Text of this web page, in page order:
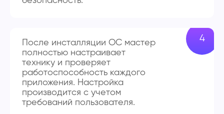
После инсталляции ОС мастер
полностью настраивает
технику и проверяет
работоспособность каждого
приложения. Настройка
производится с учетом
требований пользователя.